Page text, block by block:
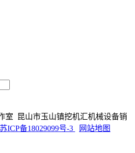
室 昆山市玉山镇挖机汇机械设备销
苏ICP备18029099号-3 网站地图